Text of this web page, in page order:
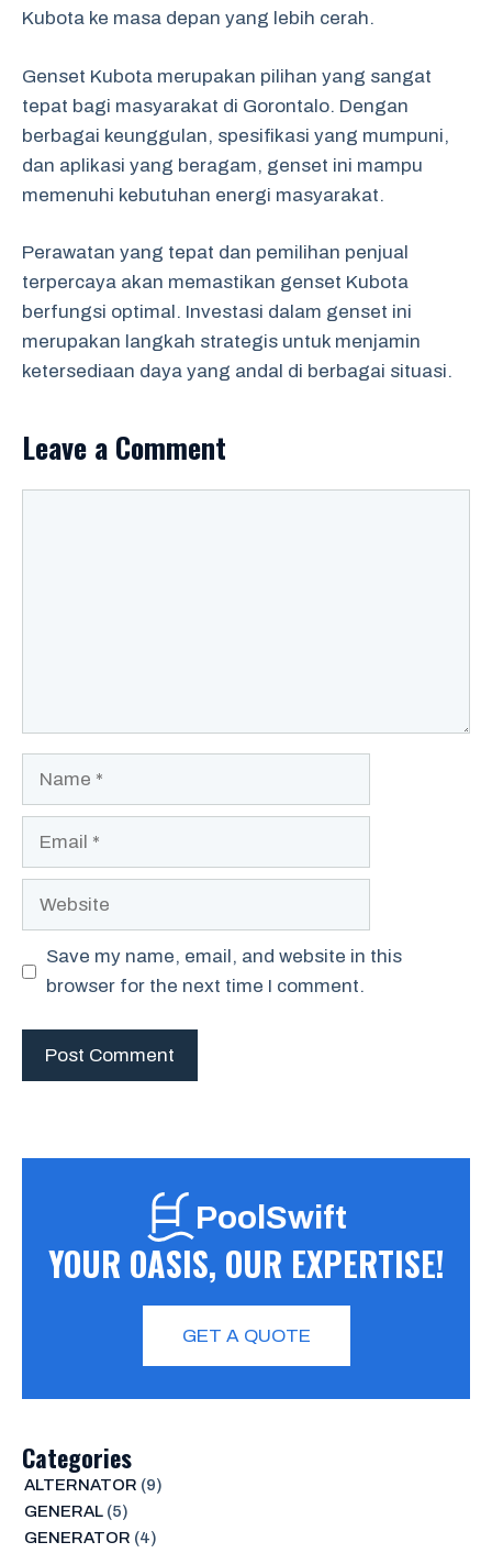
Kubota ke masa depan yang lebih cerah.
Genset Kubota merupakan pilihan yang sangat
tepat bagi masyarakat di Gorontalo. Dengan
berbagai keunggulan, spesifikasi yang mumpuni,
dan aplikasi yang beragam, genset ini mampu
memenuhi kebutuhan energi masyarakat.
Perawatan yang tepat dan pemilihan penjual
terpercaya akan memastikan genset Kubota
berfungsi optimal. Investasi dalam genset ini
merupakan langkah strategis untuk menjamin
ketersediaan daya yang andal di berbagai situasi.
Leave a Comment
Website
Save my name, email, and website in this
browser for the next time I comment.
PoolSwift
YOUR OASIS, OUR EXPERTISE!
GET A QUOTE
Categories
ALTERNATOR (9)
GENERAL(5)
GENERATOR (4)